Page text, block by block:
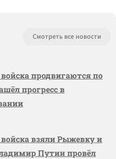
Смотреть все новости
продвигаются по
прогресс в
взяли Рыжевку и
Путин провёл